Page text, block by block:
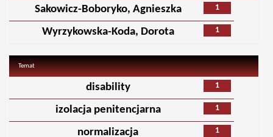
1
Sakowicz-Boboryko, Agnieszka
1
Wyrzykowska-Koda, Dorota
Temat
1
disability
1
izolacja penitencjarna
1
normalizacja